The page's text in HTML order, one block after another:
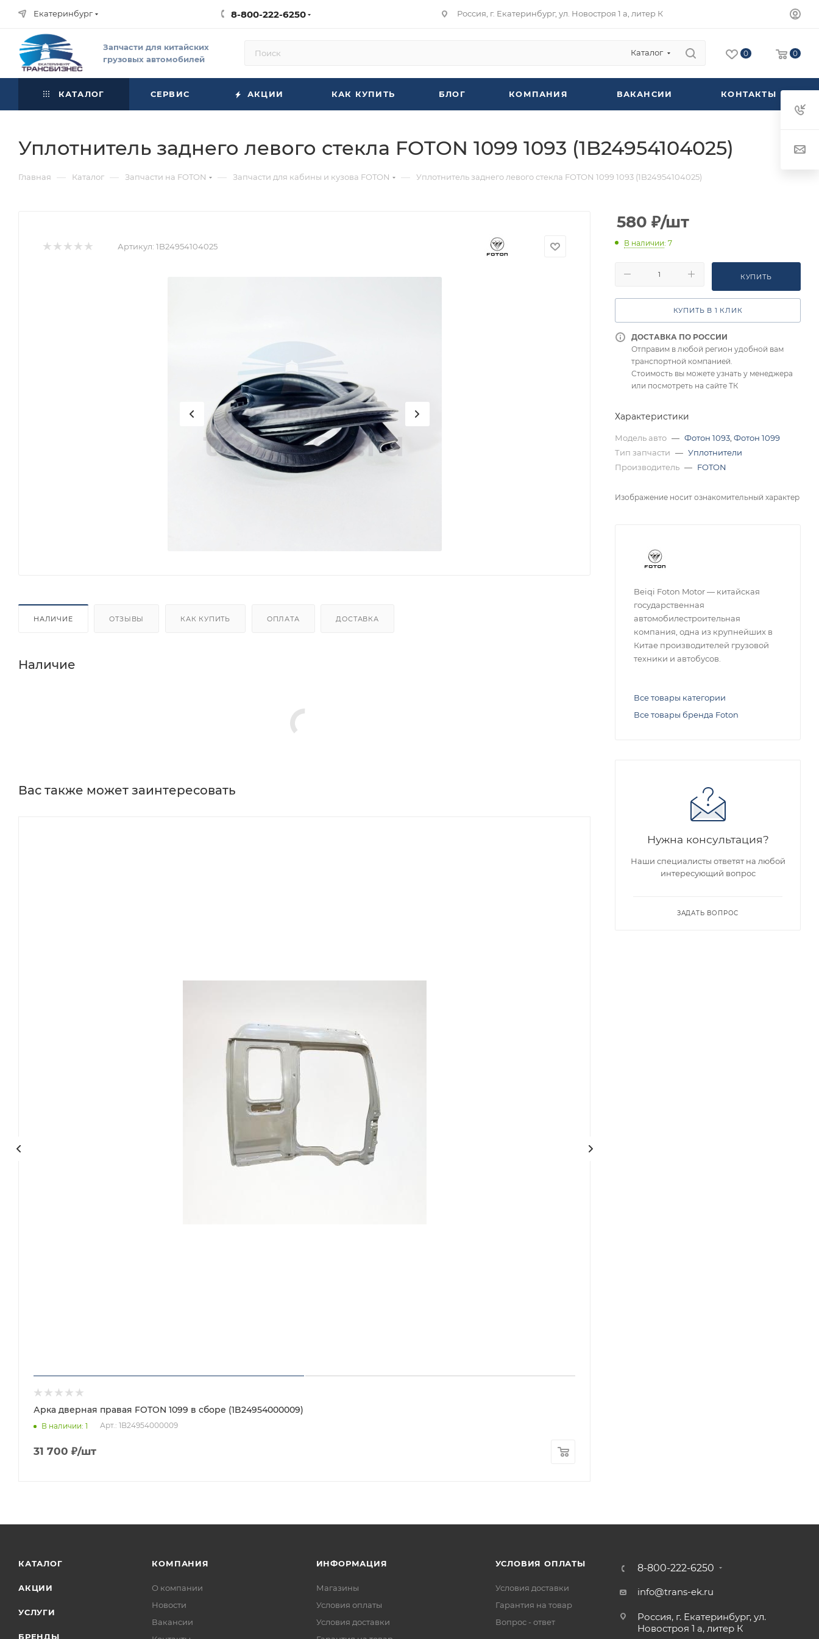
Екатеринбург 8-800-222-6250 Россия, г. Екатеринбург, ул. Новостроя 1 а, литер К
Запчасти для китайских
грузовых автомобилей
Каталог 0 0
КАТАЛОГ СЕРВИС АКЦИИ КАК КУПИТЬ БЛОГ КОМПАНИЯ ВАКАНСИИ КОНТАКТЫ
Уплотнитель заднего левого стекла FOTON 1099 1093 (1B24954104025)
Главная — Каталог — Запчасти на FOTON — Запчасти для кабины и кузова FOTON — Уплотнитель заднего левого стекла FOTON 1099 1093 (1B24954104025)
Артикул: 1B24954104025
НАЛИЧИЕ ОТЗЫВЫ КАК КУПИТЬ ОПЛАТА ДОСТАВКА
Наличие
Вас также может заинтересовать
Арка дверная правая FOTON 1099 в сборе (1B24954000009)
В наличии: 1 Арт.: 1B24954000009
31 700 ₽/шт
580 ₽/шт
В наличии: 7
КУПИТЬ
КУПИТЬ В 1 КЛИК
ДОСТАВКА ПО РОССИИ
Отправим в любой регион удобной вам
транспортной компанией.
Стоимость вы можете узнать у менеджера
или посмотреть на сайте ТК
Характеристики
Модель авто — Фотон 1093 Фотон 1099
Тип запчасти — Уплотнители
Производитель — FOTON
Изображение носит ознакомительный характер
Beiqi Foton Motor — китайская
государственная
автомобилестроительная
компания, одна из крупнейших в
Китае производителей грузовой
техники и автобусов.
Все товары категории
Все товары бренда Foton
Нужна консультация?
Наши специалисты ответят на любой
интересующий вопрос
ЗАДАТЬ ВОПРОС
КАТАЛОГ
АКЦИИ
УСЛУГИ
БРЕНДЫ
КОМПАНИЯ
О компании
Новости
Вакансии
ИНФОРМАЦИЯ
Магазины
Условия оплаты
Условия доставки
УСЛОВИЯ ОПЛАТЫ
Условия доставки
Гарантия на товар
Вопрос - ответ
8-800-222-6250
info@trans-ek.ru
Россия, г. Екатеринбург, ул.
Новостроя 1 а, литер К